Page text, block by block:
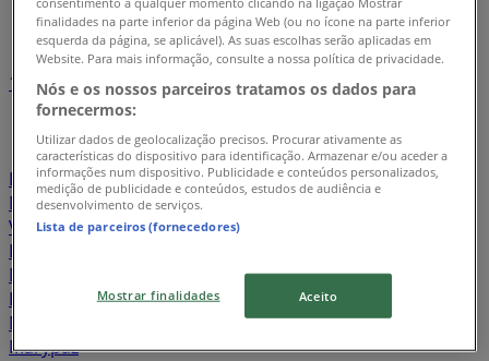
Índice de lojas em Ílhavo
1 345
19
Lidl
Pingo Doce Continente CTT
Aldi
Intermarché
Worten Bricomarché Recheio
MEO
Millennium Bcp
Minipreço
Vodafone
Espaço Casa
Miranda Supermercados
Banco BPI
Maxmat
Radio Popular
Belita Supermercados
Pandora
STIHL ZARA GALP Agriloja
Note!
JOM Staples MO
Coviran
Marypaz
finalidades na parte inferior da página Web (ou no ícone na parte inferior
esquerda da página, se aplicável). As suas escolhas serão aplicadas em
Website. Para mais informação, consulte a nossa política de privacidade.
Nós e os nossos parceiros tratamos os dados para
fornecermos:
Utilizar dados de geolocalização precisos. Procurar ativamente as
características do dispositivo para identificação. Armazenar e/ou aceder a
informações num dispositivo. Publicidade e conteúdos personalizados,
medição de publicidade e conteúdos, estudos de audiência e
desenvolvimento de serviços.
Lista de parceiros (fornecedores)
Mostrar finalidades Aceito